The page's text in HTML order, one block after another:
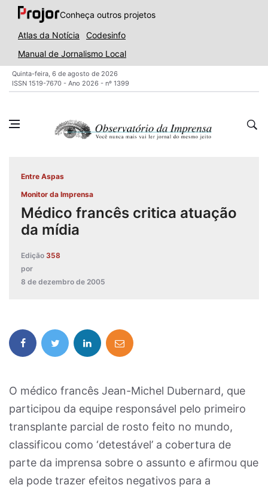
Conheça outros projetos
Atlas da Notícia
Codesinfo
Manual de Jornalismo Local
Quinta-feira, 6 de agosto de 2026
ISSN 1519-7670 - Ano 2026 - nº 1399
Entre Aspas
Monitor da Imprensa
Médico francês critica atuação
da mídia
Edição 358
por
8 de dezembro de 2005
O médico francês Jean-Michel Dubernard, que
participou da equipe responsável pelo primeiro
transplante parcial de rosto feito no mundo,
classificou como ‘detestável’ a cobertura de
parte da imprensa sobre o assunto e afirmou que
ela pode trazer efeitos negativos para a